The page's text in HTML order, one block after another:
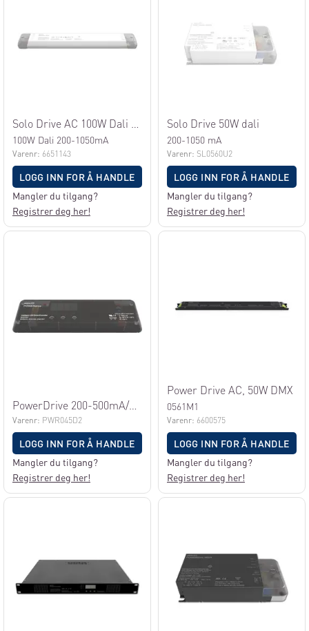
100W Dali 200-1050mA
Varenr: 6651143
LOGG INN FOR Å HANDLE
Mangler du tilgang?
Registrer deg her!
Solo Drive 50W dali
200-1050 mA
Varenr: SL0560U2
LOGG INN FOR Å HANDLE
Mangler du tilgang?
Registrer deg her!
PowerDrive 200-500mA/45w Dali/DMX 4ch
Varenr: PWR045D2
LOGG INN FOR Å HANDLE
Mangler du tilgang?
Registrer deg her!
Power Drive AC, 50W DMX
0561M1
Varenr: 6600575
LOGG INN FOR Å HANDLE
Mangler du tilgang?
Registrer deg her!